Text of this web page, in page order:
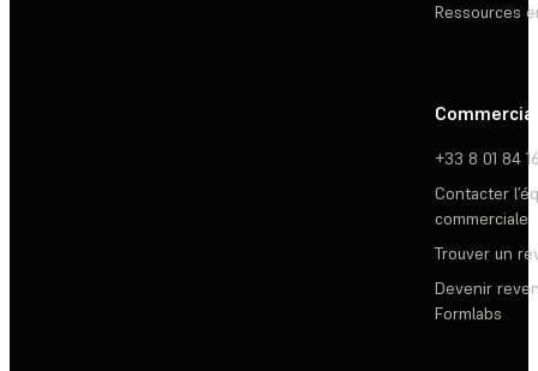
Ressources
Commercial
+33 8 01 84
Contacter
commerciale
Trouver un
Devenir
Formlabs